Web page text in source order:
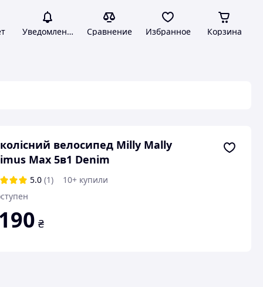
Уведомления Сравнение Избранное Корзина
велосипед Milly Mally
Max 5в1 Denim
5.0 (1)
10+ купили
₴